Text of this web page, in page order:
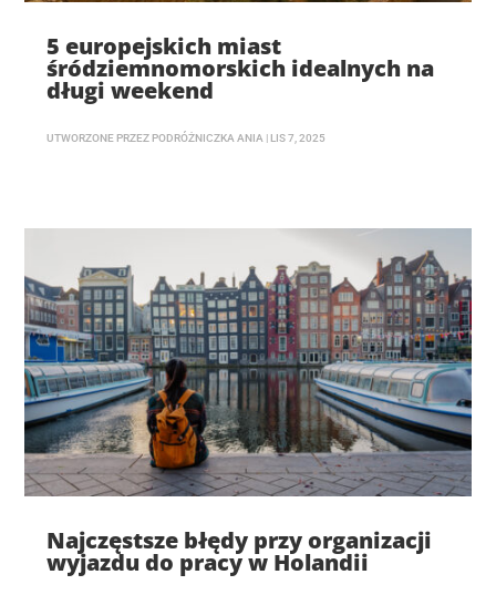
5 europejskich miast
śródziemnomorskich idealnych na
długi weekend
UTWORZONE PRZEZ PODRÓŻNICZKA ANIA | LIS 7, 2025
Najczęstsze błędy przy organizacji
wyjazdu do pracy w Holandii